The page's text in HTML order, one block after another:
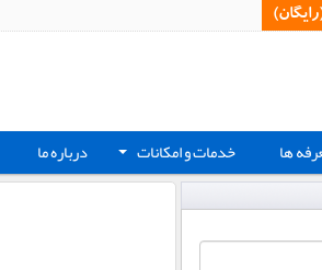
ها + خدمات و امکانات درباره ما